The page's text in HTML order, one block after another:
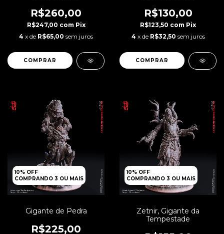
R$260,00
R$247,00 com Pix
4 x de R$65,00 sem juros
R$130,00
R$123,50 com Pix
4 x de R$32,50 sem juros
10% OFF
COMPRANDO 3 OU MAIS
Gigante de Pedra
R$225,00
10% OFF
COMPRANDO 3 OU MAIS
Zetnir, Gigante da
Tempestade